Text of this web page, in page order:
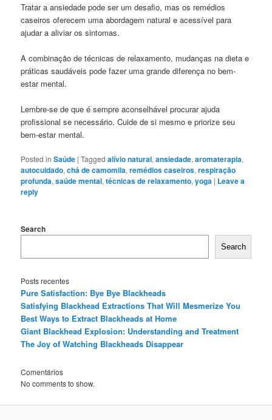
Tratar a ansiedade pode ser um desafio, mas os remédios
caseiros oferecem uma abordagem natural e acessível para
ajudar a aliviar os sintomas.
A combinação de técnicas de relaxamento, mudanças na dieta e
práticas saudáveis pode fazer uma grande diferença no bem-
estar mental.
Lembre-se de que é sempre aconselhável procurar ajuda
profissional se necessário. Cuide de si mesmo e priorize seu
bem-estar mental.
Posted in Saúde |Tagged alívio natural,ansiedade,aromaterapia,
autocuidado,chá de camomila,remédios caseiros,respiração
profunda,saúde mental,técnicas de relaxamento,yoga | Leave a
reply
Search
Search
Posts recentes
Pure Satisfaction: Bye Bye Blackheads
Satisfying Blackhead Extractions That Will Mesmerize You
Best Ways to Extract Blackheads at Home
Giant Blackhead Explosion: Understanding and Treatment
The Joy of Watching Blackheads Disappear
Comentários
No comments to show.